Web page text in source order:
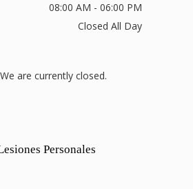
08:00 AM - 06:00 PM
Closed All Day
are currently closed.
Personales